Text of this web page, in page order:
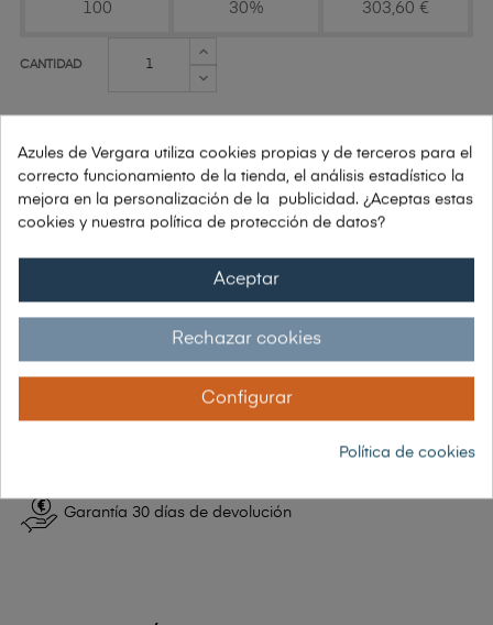
100 30% 303,60 €
CANTIDAD
AÑADIR AL CARRITO
ENVÍO:7 A 10 DÍAS HÁBILES
PAGOS: PAYPAL | VISA | TRANSFERENCIA | BIZUM
Si tienes alguna duda: Tel. 91 448 78 10
Garantía 30 días de devolución
Azules de Vergara utiliza cookies propias y de terceros para el
correcto funcionamiento de la tienda, el análisis estadístico la
mejora en la personalización de la publicidad. ¿Aceptas estas
cookies y nuestra política de protección de datos?
Aceptar
Rechazar cookies
Configurar
Política de cookies